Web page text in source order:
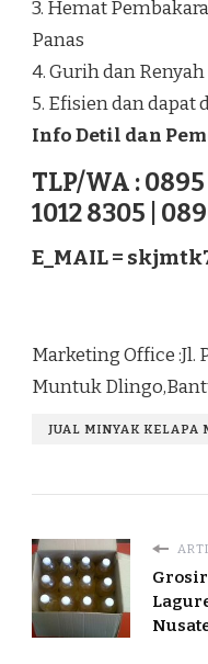
3. Hemat
Panas
4. Gurih dan Renyah
5. Efisien dan
Info Detil dan
TLP/WA :
1012 8305 |
E_MAIL =
Marketing Office :Jl.
Muntuk
JUAL MINYAK KELAPA